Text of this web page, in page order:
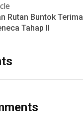
Rutan Buntok Terima
Tahap II